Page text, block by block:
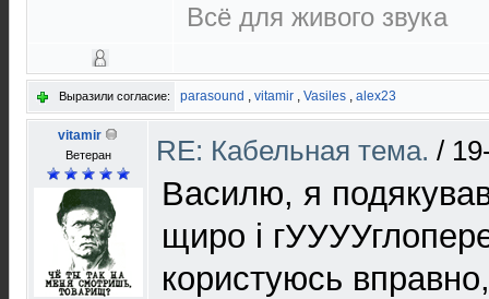
Всё для живого звука
Выразили согласие: parasound , vitamir , Vasiles , alex23
vitamir
Ветеран RE: Кабельная тема. /
Василю, я
щиро і
користуюсь